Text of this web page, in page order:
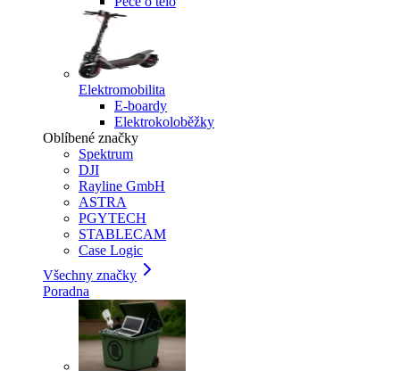
Elektromobilita
E-boardy
Elektrokoloběžky
Oblíbené značky
Spektrum
DJI
Rayline GmbH
ASTRA
PGYTECH
STABLECAM
Case Logic
Všechny značky
Poradna